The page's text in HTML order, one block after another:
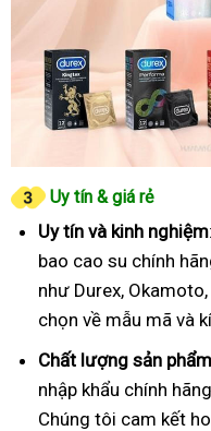
Uy tín & giá rẻ
Uy tín và kinh nghiệm
bao cao su chính
như Durex,
chọn về mẫu mã và
Chất lượng sản phẩm
nhập khẩu chính
Chúng tôi cam kết